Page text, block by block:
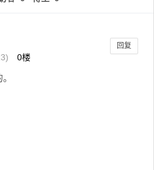
0楼
回复